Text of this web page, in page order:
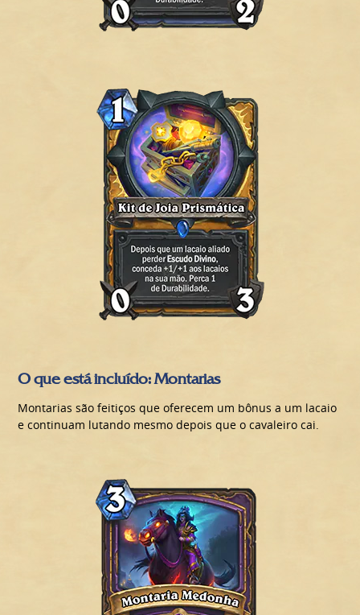
O que está incluído: Montarias
Montarias são feitiços que oferecem um bônus a um lacaio
e continuam lutando mesmo depois que o cavaleiro cai.